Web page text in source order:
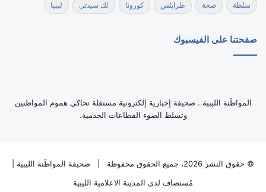
سلطة صحة طرابلس كورونا لك سيدتي ليبيا
صفحتنا على الفيسبوك
‏المواطَنة الليبية.. صحيفة إخبارية إلكترونية مستقلة تحاكي هموم المواطنين
وتسلط الضوء القطاعات الخدمية.
© حقوق النشر 2026، جميع الحقوق محفوظة | صحيفة المواطَنة الليبية
مُستضاف لدى المدينة الاعلامية الليبية